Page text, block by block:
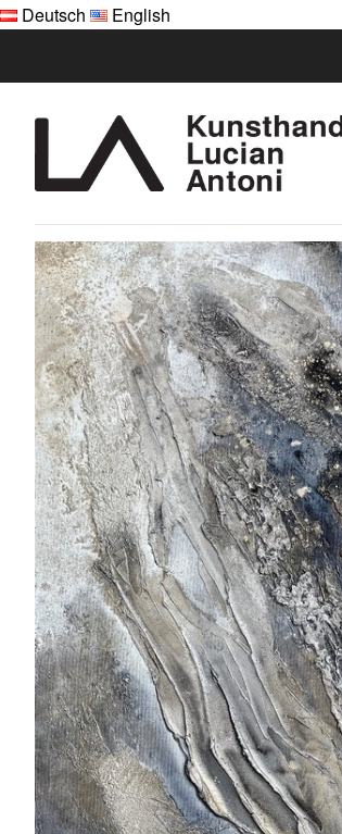
Deutsch English